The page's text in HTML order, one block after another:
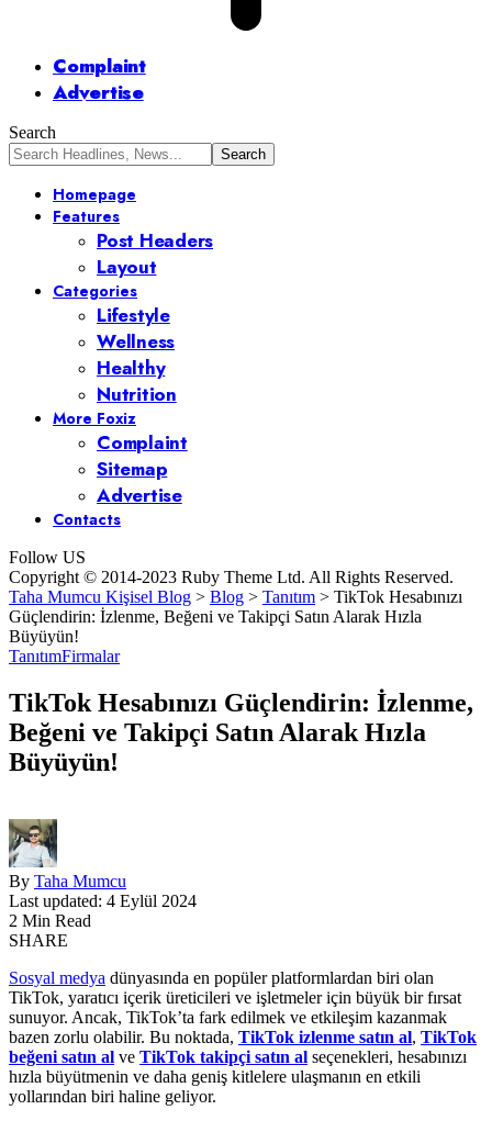
Complaint
Advertise
Search
Homepage
Features
Post Headers
Layout
Categories
Lifestyle
Wellness
Healthy
Nutrition
More Foxiz
Complaint
Sitemap
Advertise
Contacts
Follow US
Copyright © 2014-2023 Ruby Theme Ltd. All Rights Reserved.
Taha Mumcu Kişisel Blog > Blog > Tanıtım > TikTok Hesabınızı
Güçlendirin: İzlenme, Beğeni ve Takipçi Satın Alarak Hızla
Büyüyün!
TanıtımFirmalar
TikTok Hesabınızı Güçlendirin: İzlenme,
Beğeni ve Takipçi Satın Alarak Hızla
Büyüyün!
By Taha Mumcu
Last updated: 4 Eylül 2024
2 Min Read
SHARE
Sosyal medya dünyasında en popüler platformlardan biri olan
TikTok, yaratıcı içerik üreticileri ve işletmeler için büyük bir fırsat
sunuyor. Ancak, TikTok’ta fark edilmek ve etkileşim kazanmak
bazen zorlu olabilir. Bu noktada, TikTok izlenme satın al, TikTok
beğeni satın al ve TikTok takipçi satın al seçenekleri, hesabınızı
hızla büyütmenin ve daha geniş kitlelere ulaşmanın en etkili
yollarından biri haline geliyor.